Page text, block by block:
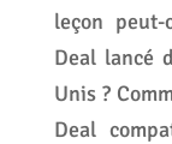
leçon
Deal lancé
Unis ?
Deal